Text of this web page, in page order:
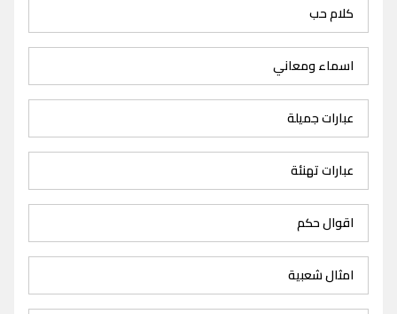
كلام حب
اسماء ومعاني
عبارات جميلة
عبارات تهنئة
اقوال حكم
امثال شعبية